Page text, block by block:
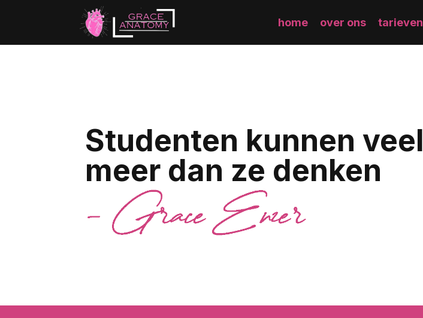
home over ons tarieven
Studenten kunnen veel
meer dan ze denken